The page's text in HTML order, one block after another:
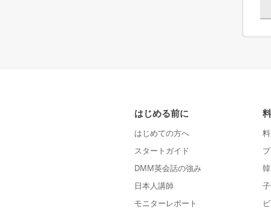
はじめる前に
はじめての方へ
スタートガイド
DMM英会話の強み
日本人講師
モニターレポート